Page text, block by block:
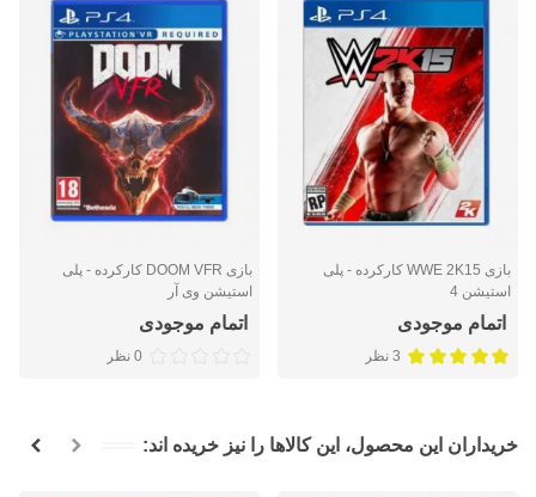
بازی WWE 2K15 کارکرده - پلی
استیشن 4
اتمام موجودی
3 نظر
بازی DOOM VFR کارکرده - پلی
استیشن وی آر
اتمام موجودی
0 نظر
خریداران این محصول، این کالاها را نیز خریده اند: